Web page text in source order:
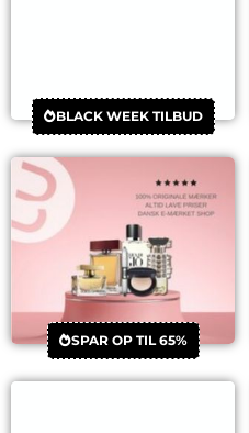
BLACK WEEK TILBUD
SPAR OP TIL 65%